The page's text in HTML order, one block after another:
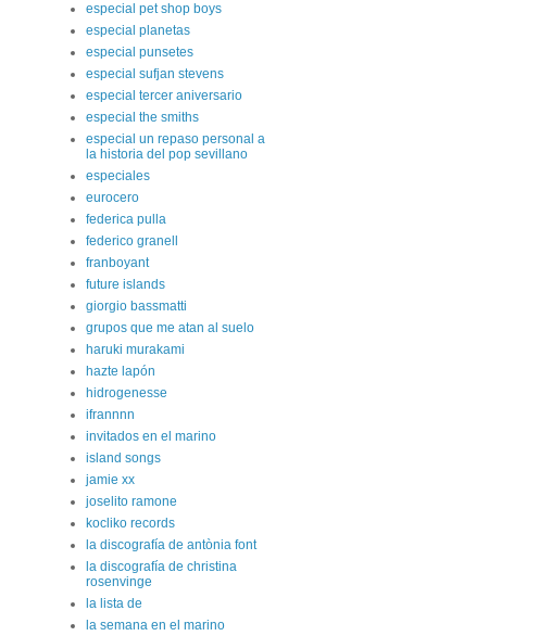
especial pet shop boys
especial planetas
especial punsetes
especial sufjan stevens
especial tercer aniversario
especial the smiths
especial un repaso personal a
la historia del pop sevillano
especiales
eurocero
federica pulla
federico granell
franboyant
future islands
giorgio bassmatti
grupos que me atan al suelo
haruki murakami
hazte lapón
hidrogenesse
ifrannnn
invitados en el marino
island songs
jamie xx
joselito ramone
kocliko records
la discografía de antònia font
la discografía de christina
rosenvinge
la lista de
la semana en el marino